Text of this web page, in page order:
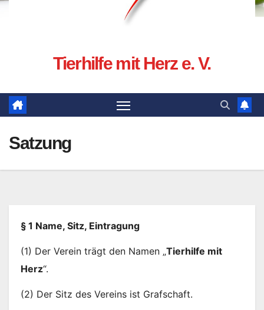
Tierhilfe mit Herz e. V.
Satzung
§ 1 Name, Sitz, Eintragung
(1) Der Verein trägt den Namen „Tierhilfe mit
Herz“.
(2) Der Sitz des Vereins ist Grafschaft.